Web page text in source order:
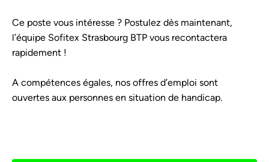
Ce poste vous intéresse ? Postulez dès maintenant,
l’équipe Sofitex Strasbourg BTP vous recontactera
rapidement !
A compétences égales, nos offres d’emploi sont
ouvertes aux personnes en situation de handicap.